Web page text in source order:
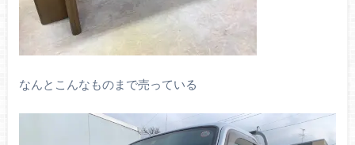
なんとこんなものまで売っている